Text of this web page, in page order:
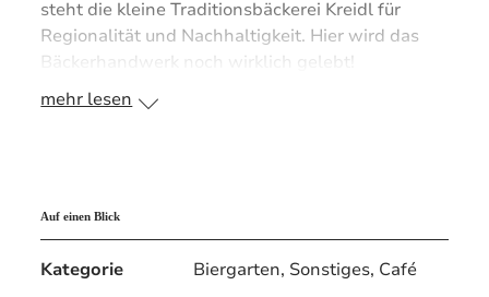
steht die kleine Traditionsbäckerei Kreidl für
Regionalität und Nachhaltigkeit. Hier wird das
Bäckerhandwerk noch wirklich gelebt!
mehr lesen
Auf einen Blick
Kategorie
Biergarten, Sonstiges, Café